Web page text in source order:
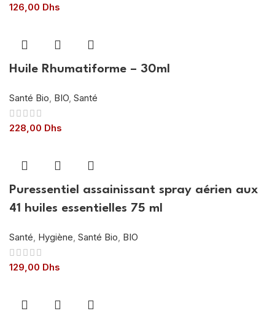
126,00 Dhs
Huile Rhumatiforme – 30ml
Santé Bio, BIO, Santé
228,00 Dhs
Puressentiel assainissant spray aérien aux
41 huiles essentielles 75 ml
Santé, Hygiène, Santé Bio, BIO
129,00 Dhs